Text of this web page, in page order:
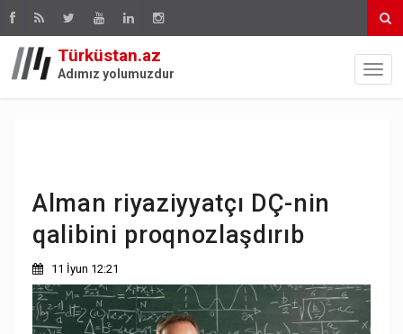
Türküstan.az
Adımız yolumuzdur
Alman riyaziyyatçı DÇ-nin
qalibini proqnozlaşdırıb
11 İyun 12:21